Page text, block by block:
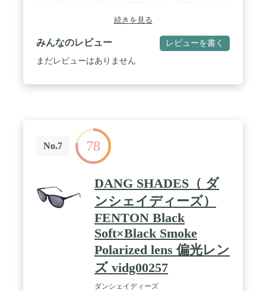
になるだけでなく、目の負担を軽減することもでき
ますので目が疲れにくくなります。 / 【強い靭性
&TR90】PC材質のレンズは普通のレンズより靭性が
強い、衝撃による耐性も高いです。シリコーン付き
のフレーム、柔らかくてグラスをかけるときの痛さ
ーズのパッドアームでお顔や鼻の形に合わせて調整
でき、 ストレスゼオのかけ心地で、快適です。度付
きレンズの装着はお近くの眼鏡店へご相談くださ
い。 / 【適用性】偏光レンズのサングラスを装用す
ることで「釣りをするときの水面」「運転中の道路
や対向車」「ゴルフをするときの芝」「ウィンター
スポーツの雪面」など、様々なシーンでのギラつき
や照り返しをカットできます。その他ゴルフ、マラ
ソン、野球、ランニング、スノボー、ドライブ、釣
り、スキー、登山、テニスなどの多くのスポーツシ
ーンでも活躍します。 / 【贈り物として】掛けやす
いサングラスは、様々なスタイルにも合わせる事が
出来るほか、流行問わず長く使えるデザインになっ
ています。性別問わずユニセックスで使用可能なモ
デルです。レンズすべてとサングラス等の付属品を
続きを見る
みんなのレビュー レビューを書く
まだレビューはありません
No.7 78
DANG SHADES（ ダ
ンシェイディーズ）
FENTON Black
Soft×Black Smoke
Polarized lens 偏光レン
ズ vidg00257
ダンシェイディーズ